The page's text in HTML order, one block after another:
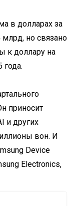
в долларах за
но связано
к доллару на
года.
приносит
и других
вон. И
Device
Electronics,